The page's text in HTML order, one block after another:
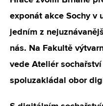
exponát akce Sochy v
jedním z
nás. Na Fakultě
vede Ateliér
spoluzakládal obor